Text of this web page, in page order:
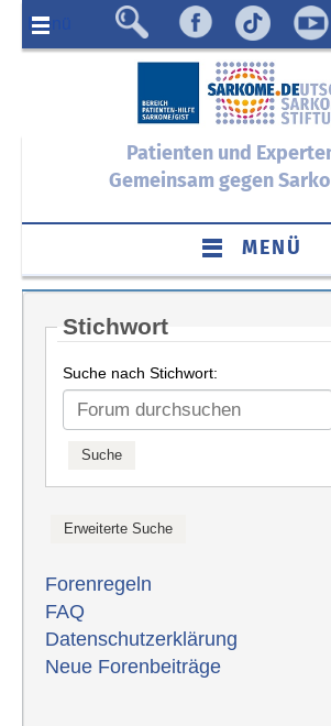
Menü
Patienten und
Gemeinsam gegen
MENÜ
Stichwort
Suche nach Stichwort:
Forenregeln
FAQ
Datenschutzerklärung
Neue Forenbeiträge